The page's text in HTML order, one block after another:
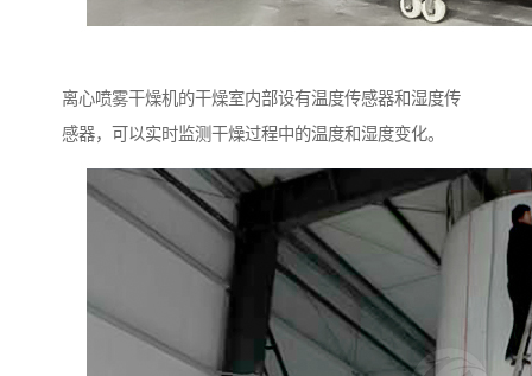
离心喷雾干燥机的干燥室内部设有温度传感器和湿度传
感器，可以实时监测干燥过程中的温度和湿度变化。